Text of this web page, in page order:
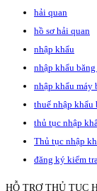
hải quan
hồ sơ hải quan
nhập khẩu
nhập khẩu
nhập khẩu máy
thuế nhập khẩu
thủ tục nhập
Thủ tục nhập
đăng ký kiểm
HỖ TRỢ THỦ TỤC